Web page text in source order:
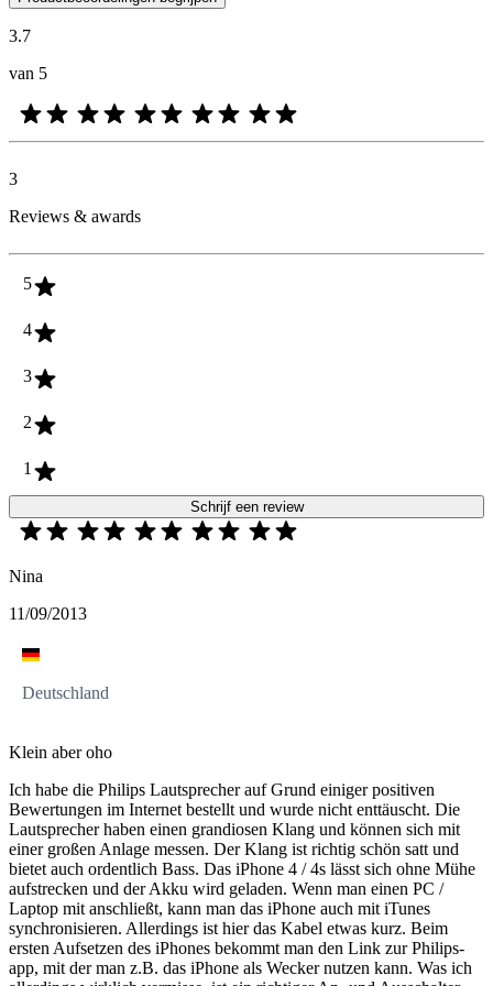
3.7
van 5
3
Reviews & awards
5
4
3
2
1
Schrijf een review
Nina
11/09/2013
Deutschland
Klein aber oho
Ich habe die Philips Lautsprecher auf Grund einiger positiven
Bewertungen im Internet bestellt und wurde nicht enttäuscht. Die
Lautsprecher haben einen grandiosen Klang und können sich mit
einer großen Anlage messen. Der Klang ist richtig schön satt und
bietet auch ordentlich Bass. Das iPhone 4 / 4s lässt sich ohne Mühe
aufstrecken und der Akku wird geladen. Wenn man einen PC /
Laptop mit anschließt, kann man das iPhone auch mit iTunes
synchronisieren. Allerdings ist hier das Kabel etwas kurz. Beim
ersten Aufsetzen des iPhones bekommt man den Link zur Philips-
app, mit der man z.B. das iPhone als Wecker nutzen kann. Was ich